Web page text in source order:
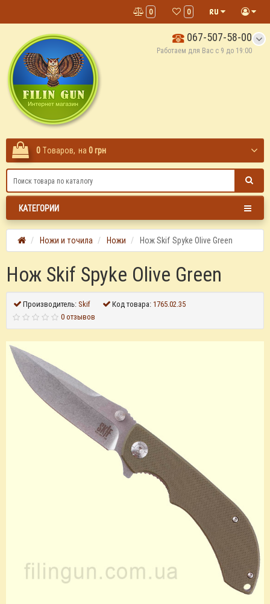
0
0
067-507-58-00
Работаем для Вас с 9 до 19:00
0 Tоваров, на 0 грн
КАТЕГОРИИ
Ножи и точила Ножи Нож Skif Spyke Olive Green
Нож Skif Spyke Olive Green
Производитель:Skif Код товара:1765.02.35
0 отзывов